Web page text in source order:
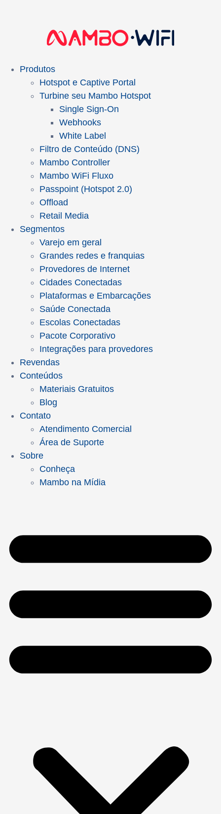
Produtos
Hotspot e Captive Portal
Turbine seu Mambo Hotspot
Single Sign-On
Webhooks
White Label
Filtro de Conteúdo (DNS)
Mambo Controller
Mambo WiFi Fluxo
Passpoint (Hotspot 2.0)
Offload
Retail Media
Segmentos
Varejo em geral
Grandes redes e franquias
Provedores de Internet
Cidades Conectadas
Plataformas e Embarcações
Saúde Conectada
Escolas Conectadas
Pacote Corporativo
Integrações para provedores
Revendas
Conteúdos
Materiais Gratuitos
Blog
Contato
Atendimento Comercial
Área de Suporte
Sobre
Conheça
Mambo na Mídia